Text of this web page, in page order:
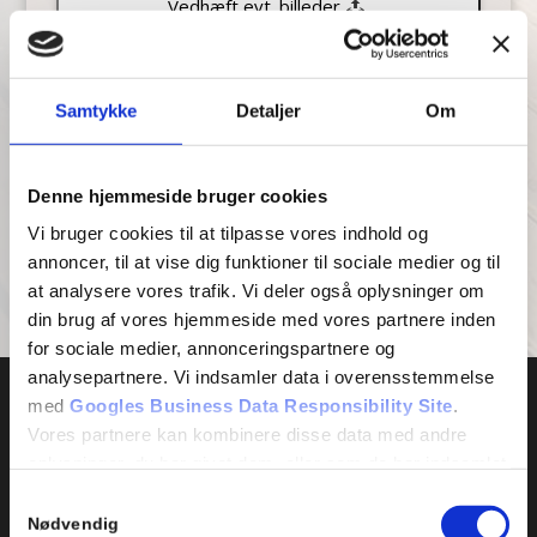
Samtykke Detaljer Om
Denne hjemmeside bruger cookies
Vi bruger cookies til at tilpasse vores indhold og
annoncer, til at vise dig funktioner til sociale medier og til
at analysere vores trafik. Vi deler også oplysninger om
din brug af vores hjemmeside med vores partnere inden
for sociale medier, annonceringspartnere og
analysepartnere. Vi indsamler data i overensstemmelse
med Googles Business Data Responsibility Site.
Vores partnere kan kombinere disse data med andre
Nødvendig
Vedhæft evt. billeder
FUNKTIONALITET OG DESIGN